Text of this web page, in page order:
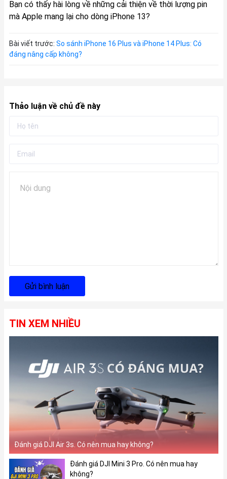
Bạn có thấy hài lòng về những cải thiện về thời lượng pin
mà Apple mang lại cho dòng iPhone 13?
Bài viết trước: So sánh iPhone 16 Plus và iPhone 14 Plus: Có
đáng nâng cấp không?
Thảo luận về chủ đề này
Gửi bình luận
TIN XEM NHIỀU
Đánh giá DJI Air 3s. Có nên mua hay không?
Đánh giá DJI Mini 3 Pro. Có nên mua hay
không?